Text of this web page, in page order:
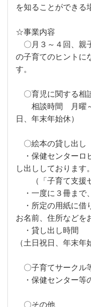
を知ることができる
☆事業内容
〇月３～４回、親
の子育てのヒントに
す。
〇育児に関する相
相談時間 月曜～
日、年末年始休）
〇絵本の貸し出し
・保健センターロ
し出ししております。
（「子育て支援セ
・一度に３冊まで
・所定の用紙に借
お名前、住所などを
・貸し出し時間
（土日祝日、年末年
〇子育てサークル
・保健センター等
〇その他